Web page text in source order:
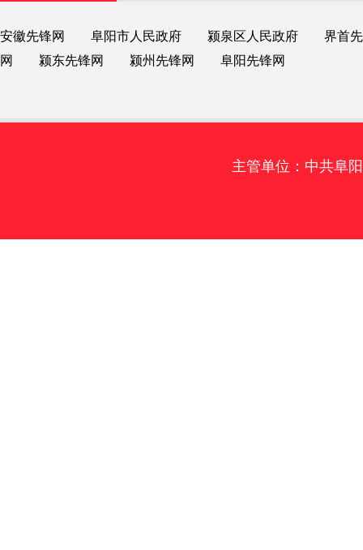
安徽先锋网 阜阳市人民政府 颍泉区人民政府
界首
网
颍东先锋网 颍州先锋网 阜阳先锋网
主管单位：中共阜